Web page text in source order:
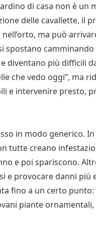
di casa non è un
delle cavallette, il
ma può
spostano
diventano più difficili
che vedo oggi”, ma
e intervenire presto,
in modo generico.
tutte creano
e poi spariscono.
e provocare danni più
fino a un certo
piante